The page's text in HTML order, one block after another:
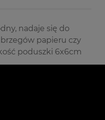
nadaje się do
papieru czy
poduszki 6x6cm